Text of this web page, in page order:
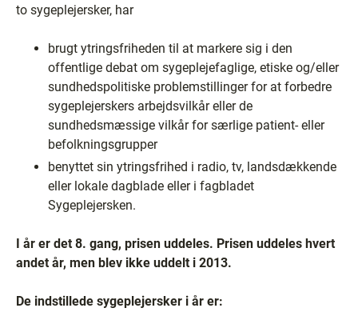
to sygeplejersker, har
brugt ytringsfriheden til at markere sig i den
offentlige debat om sygeplejefaglige, etiske og/eller
sundhedspolitiske problemstillinger for at forbedre
sygeplejerskers arbejdsvilkår eller de
sundhedsmæssige vilkår for særlige patient- eller
befolkningsgrupper
benyttet sin ytringsfrihed i radio, tv, landsdækkende
eller lokale dagblade eller i fagbladet
Sygeplejersken.
I år er det 8. gang, prisen uddeles. Prisen uddeles hvert
andet år, men blev ikke uddelt i 2013.
De indstillede sygeplejersker i år er: